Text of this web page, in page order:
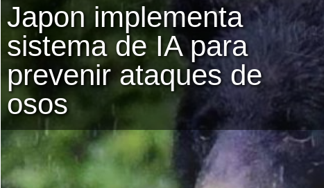
Japon implementa
sistema de IA para
prevenir ataques de
osos